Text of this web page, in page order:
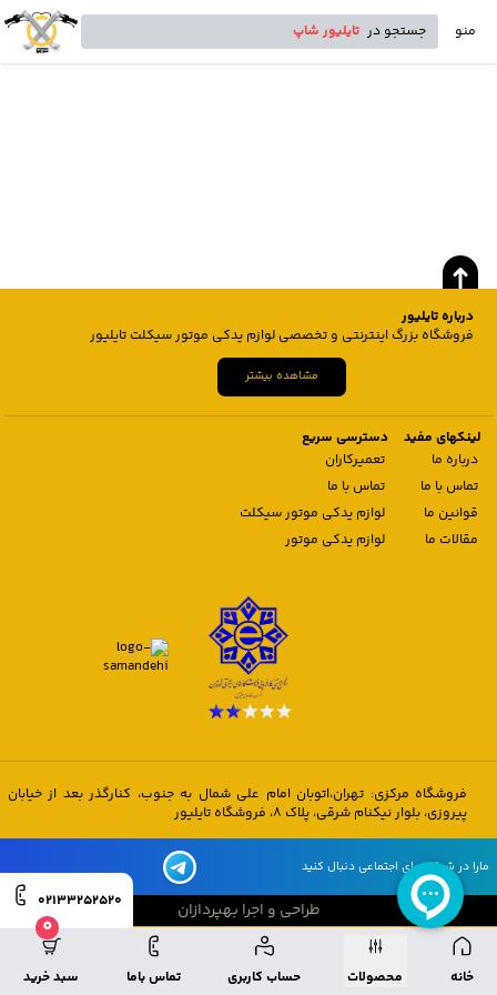
منو جستجو در تایلیور شاپ
خانه محصولات حساب کاربری تماس باما
0
سبد خرید
02133252520
درباره تایلیور
فروشگاه بزرگ اینترنتی و تخصصی لوازم یدکی موتور سیکلت تایلیور
مشاهده بیشتر
لینکهای مفید
درباره ما
تماس با ما
قوانین ما
مقالات ما
دسترسی سریع
تعمیرکاران
تماس با ما
لوازم یدکی موتور سیکلت
لوازم یدکی موتور
فروشگاه مرکزی: تهران،اتوبان امام علی شمال به جنوب، کنارگذر بعد از خیابان
پیروزی، بلوار نیکنام شرقی، پلاک 8، فروشگاه تایلیور
مارا در شبکه های اجتماعی دنبال کنید
طراحی و اجرا بهپردازان
طراحی و اجرا بهپردازان